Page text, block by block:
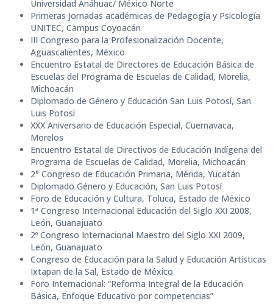
Universidad Anáhuac/ México Norte
Primeras Jornadas académicas de Pedagogía y Psicología
UNITEC, Campus Coyoacán
III Congreso para la Profesionalización Docente,
Aguascalientes, México
Encuentro Estatal de Directores de Educación Básica de
Escuelas del Programa de Escuelas de Calidad, Morelia,
Michoacán
Diplomado de Género y Educación San Luis Potosí, San
Luis Potosí
XXX Aniversario de Educación Especial, Cuernavaca,
Morelos
Encuentro Estatal de Directivos de Educación Indígena del
Programa de Escuelas de Calidad, Morelia, Michoacán
2° Congreso de Educación Primaria, Mérida, Yucatán
Diplomado Género y Educación, San Luis Potosí
Foro de Educación y Cultura, Toluca, Estado de México
1ª Congreso Internacional Educación del Siglo XXI 2008,
León, Guanajuato
2º Congreso Internacional Maestro del Siglo XXI 2009,
León, Guanajuato
Congreso de Educación para la Salud y Educación Artísticas
Ixtapan de la Sal, Estado de México
Foro Internacional: “Reforma Integral de la Educación
Básica, Enfoque Educativo por competencias”